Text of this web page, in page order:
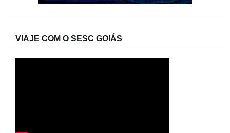
VIAJE COM O SESC GOIÁS